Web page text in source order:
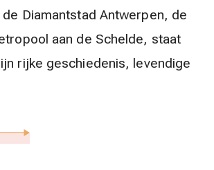
de Diamantstad Antwerpen, de
aan de Schelde, staat
rijke geschiedenis, levendige